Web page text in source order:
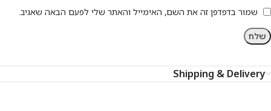
שמור בדפדפן זה את השם, האימייל והאתר שלי לפעם הבאה שאגיב.
Shipping & Delivery